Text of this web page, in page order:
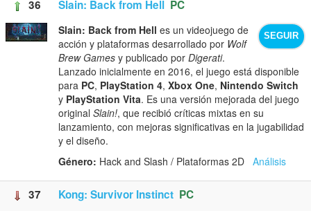
36 Slain: Back from Hell PC
SEGUIR
Slain: Back from Hell es un videojuego de
acción y plataformas desarrollado por Wolf
Brew Games y publicado por Digerati.
Lanzado inicialmente en 2016, el juego está disponible
para PC, PlayStation 4, Xbox One, Nintendo Switch
y PlayStation Vita. Es una versión mejorada del juego
original Slain!, que recibió críticas mixtas en su
lanzamiento, con mejoras significativas en la jugabilidad
y el diseño.
Género: Hack and Slash / Plataformas 2D Análisis
37 Kong: Survivor Instinct PC